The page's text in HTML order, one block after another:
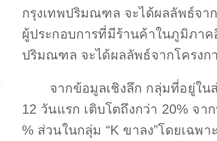
กรุงเทพปริมณฑล จะได้ผลลัพธ์จา
ผู้ประกอบการที่มีร้านค้าในภูมิภาค
ปริมณฑล จะได้ผลลัพธ์จากโครงก
จากข้อมูลเชิงลึก กลุ่มที่อยู่ใน
12 วันแรก เติบโตถึงกว่า 20% จา
% ส่วนในกลุ่ม “K ขาลง”โดยเฉพา